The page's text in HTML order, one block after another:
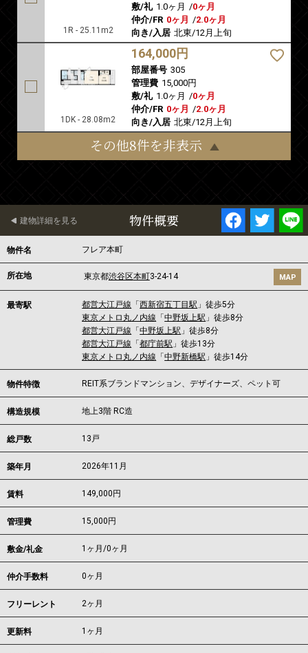
1R - 25.11m2
敷/礼 1.0ヶ月 /0ヶ月
仲介/FR 0ヶ月 /2.0ヶ月
向き/入居 北東/12月上旬
1DK - 28.08m2
164,000円
部屋番号 305
管理費 15,000円
敷/礼 1.0ヶ月 /0ヶ月
仲介/FR 0ヶ月 /2.0ヶ月
向き/入居 北東/12月上旬
その他8件を非表示
物件概要
建物詳細を見る
物件名 フレア本町
所在地 東京都渋谷区本町3-24-14 MAP
最寄駅 都営大江戸線 「西新宿五丁目駅 」徒歩5分
東京メトロ丸ノ内線 「中野坂上駅 」徒歩8分
都営大江戸線 「中野坂上駅 」徒歩8分
都営大江戸線 「都庁前駅 」徒歩13分
東京メトロ丸ノ内線 「中野新橋駅 」徒歩14分
物件特徴 REIT系ブランドマンション、デザイナーズ、ペット可
構造規模 地上3階 RC造
総戸数 13戸
築年月 2026年11月
賃料 149,000 円
管理費 15,000円
敷金/礼金 1ヶ月/0ヶ月
仲介手数料 0ヶ月
フリーレント 2ヶ月
更新料 1ヶ月